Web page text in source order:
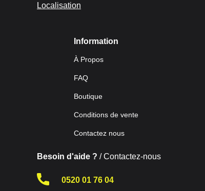
Localisation
Information
À Propos
FAQ
Boutique
Conditions de vente
Contactez nous
Besoin d'aide ? / Contactez-nous
0520 01 76 04